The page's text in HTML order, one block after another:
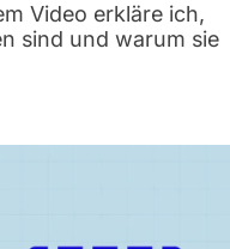
Video erkläre ich,
sind und warum sie